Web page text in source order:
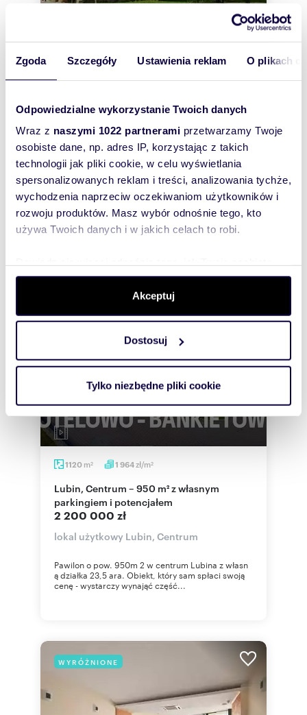
Zgoda Szczegóły Ustawienia reklam O plikach
Odpowiedzialne wykorzystanie Twoich danych
Wraz z naszymi 1022 partnerami przetwarzamy Twoje
osobiste dane, np. adres IP, korzystając z takich
technologii jak pliki cookie, w celu wyświetlania
spersonalizowanych reklam i treści, analizowania tychże,
wychodzenia naprzeciw oczekiwaniom użytkowników i
rozwoju produktów. Masz wybór odnośnie tego, kto
używa Twoich danych i w jakich celach to robi.
dane są przetwarzane oraz ustaw własne preferencje w
. W Deklaracji plików cookie możesz
zmienić lub wycofać swoją zgodę w dowolnej chwili.
Wykorzystujemy pliki cookie do spersonalizowania treści
i reklam, aby oferować funkcje społecznościowe i
korzystasz z naszej witryny, udostępniamy partnerom
Partnerzy mogą połączyć te informacje z innymi danymi
otrzymanymi od Ciebie lub uzyskanymi podczas
korzystania z ich usług.
Akceptuj
Dostosuj
Tylko niezbędne pliki cookie
m² w Lubinie
175 000 zł
lokal użytkowy Lubin, Centrum
Zabytkowa Baszta Bluszczowa — niepowtarzalna
nieruchomość w centrum Lubina. Nieruchomość
oferuje około 50 m² powierzchni użytkow...
WYRÓŻNIONE
1120 m2 1 964zł/m2
Lubin, Centrum – 950 m² z własnym
parkingiem i potencjałem
2 200 000 zł
lokal użytkowy Lubin, Centrum
Pawilon o pow. 950m 2 w centrum Lubina z własn
ą działka 23,5 ara. Obiekt, który sam spłaci swoją
cenę - wystarczy wynająć część...
WYRÓŻNIONE